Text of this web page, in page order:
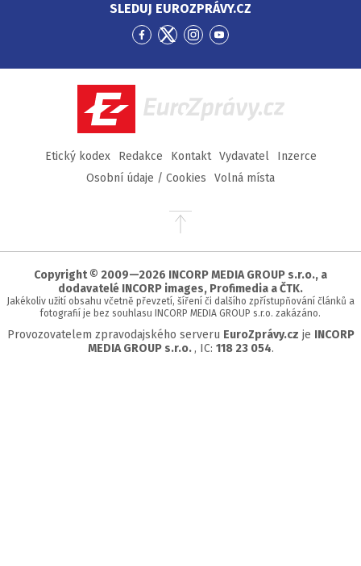
SLEDUJ EUROZPRÁVY.CZ
Přejít
Facebook
Přejít
Twitter
Přejít
Instagram
Přejít
YouTube
EuroZprávy.cz
Etický kodex Redakce Kontakt Vydavatel
Inzerce
Osobní údaje / Cookies
Volná místa
Přejít
stránky
Copyright © 2009—2026 INCORP MEDIA GROUP s.r.o., a
dodavatelé INCORP images, Profimedia a ČTK.
Jakékoliv užití obsahu včetně převzetí, šíření či dalšího zpřístupňování článků a
fotografií je bez souhlasu INCORP MEDIA GROUP s.r.o. zakázáno.
Provozovatelem zpravodajského serveru EuroZprávy.cz je INCORP
MEDIA GROUP s.r.o. , IC: 118 23 054.